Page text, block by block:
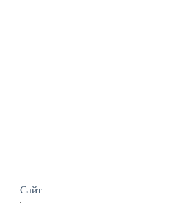
Сайт